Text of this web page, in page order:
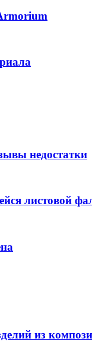
недостатки
листовой
из